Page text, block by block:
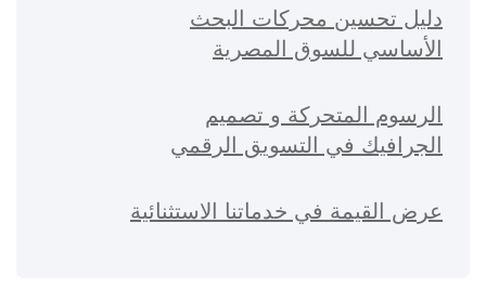
دليل تحسين محركات البحث
الأساسي للسوق المصرية
الرسوم المتحركة و تصميم
الجرافيك في التسويق الرقمي
عرض القيمة في خدماتنا الاستثنائية